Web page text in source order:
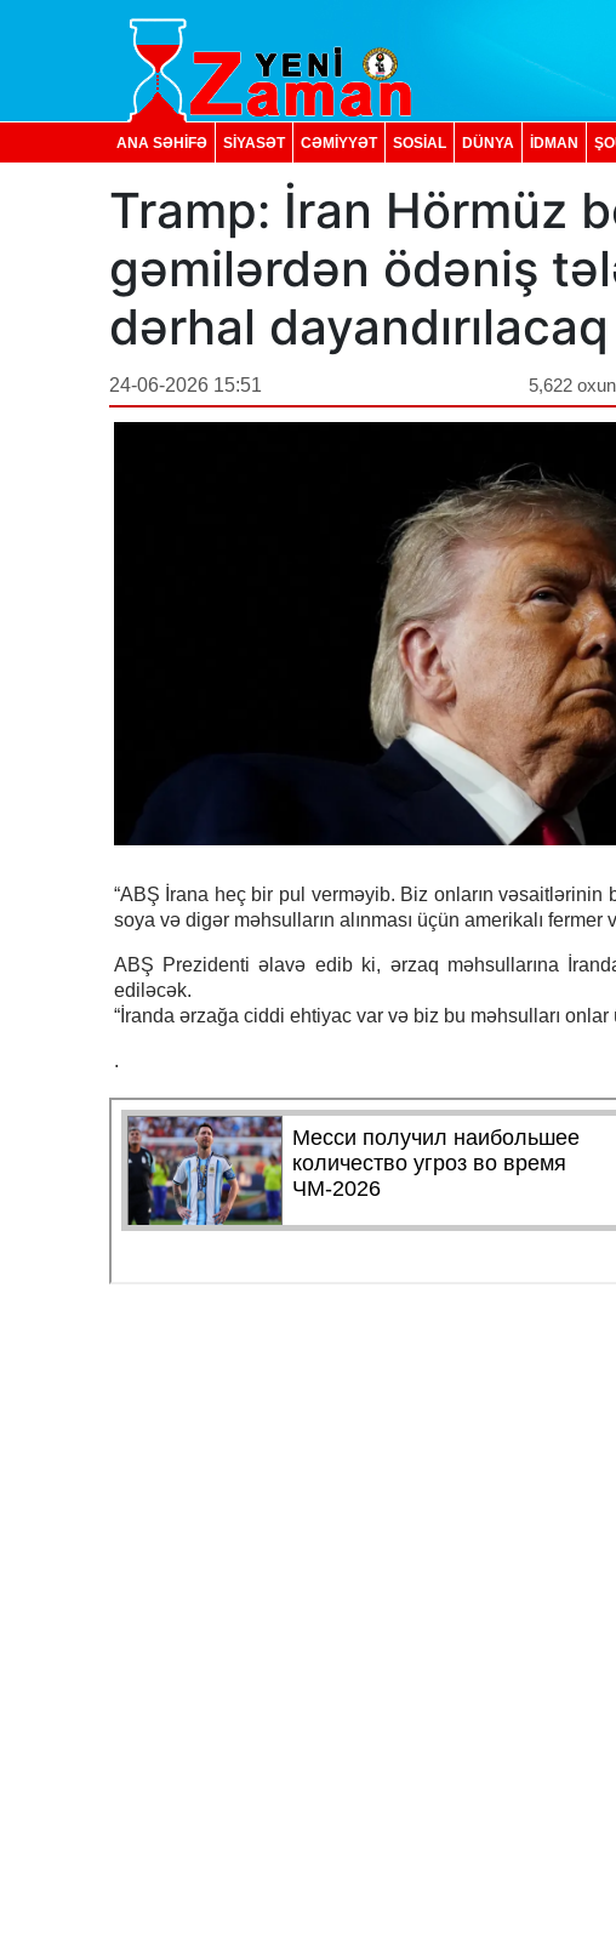
ANA SƏHİFƏ SİYASƏT CƏMİYYƏT SOSIAL DÜNYA İDMAN
Tramp: İran Hörmüz
gəmilərdən ödəniş
dərhal dayandırılacaq
24-06-2026 15:51 5,622
“ABŞ İrana heç bir pul verməyib. Biz onların vəsaitlərinin
soya və digər məhsulların alınması üçün amerikalı
ABŞ Prezidenti əlavə edib ki, ərzaq məhsullarına
ediləcək.
“İranda ərzağa ciddi ehtiyac var və biz bu məhsulları onlar
.